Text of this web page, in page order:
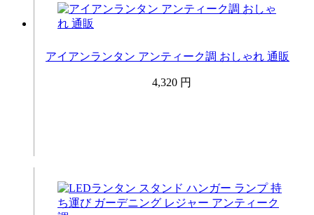
アイアンランタン アンティーク調 おしゃれ 通販
4,320 円